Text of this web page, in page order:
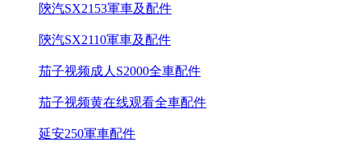
陝汽SX2153軍車及配件
陝汽SX2110軍車及配件
茄子视频成人S2000全車配件
茄子视频黄在线观看全車配件
延安250軍車配件